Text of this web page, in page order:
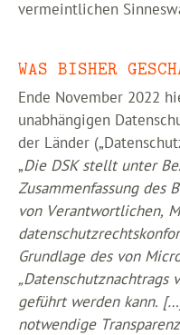
vermeintlichen
WAS BISHER
Ende November 2022
unabhängigen
der Länder
„Die DSK stellt unter
Zusammenfassung des
von Verantwortlichen,
Grundlage des von
„Datenschutznachtrags
geführt werden kann.
notwendige